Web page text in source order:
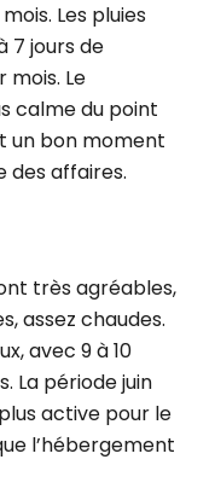
Les pluies
7 jours de
Le
calme du point
un bon moment
des affaires.
très agréables,
assez chaudes.
avec 9 à 10
La période juin
active pour le
l’hébergement